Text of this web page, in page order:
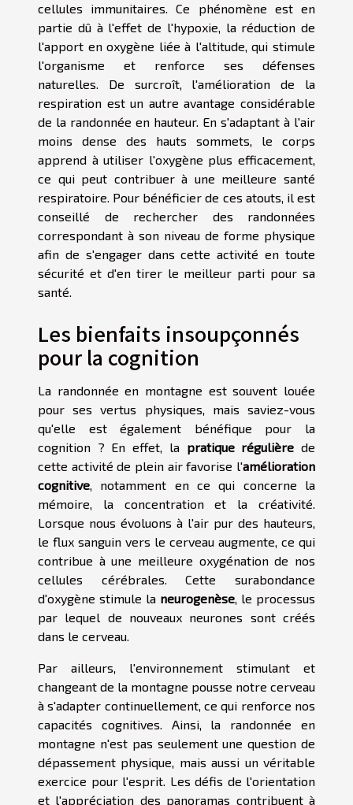
cellules immunitaires. Ce phénomène est en
partie dû à l'effet de l'hypoxie, la réduction de
l'apport en oxygène liée à l'altitude, qui stimule
l'organisme et renforce ses défenses
naturelles. De surcroît, l'amélioration de la
respiration est un autre avantage considérable
de la randonnée en hauteur. En s'adaptant à l'air
moins dense des hauts sommets, le corps
apprend à utiliser l'oxygène plus efficacement,
ce qui peut contribuer à une meilleure santé
respiratoire. Pour bénéficier de ces atouts, il est
conseillé de rechercher des randonnées
correspondant à son niveau de forme physique
afin de s'engager dans cette activité en toute
sécurité et d'en tirer le meilleur parti pour sa
santé.
Les bienfaits insoupçonnés
pour la cognition
La randonnée en montagne est souvent louée
pour ses vertus physiques, mais saviez-vous
qu'elle est également bénéfique pour la
cognition ? En effet, la pratique régulière de
cette activité de plein air favorise l'amélioration
cognitive, notamment en ce qui concerne la
mémoire, la concentration et la créativité.
Lorsque nous évoluons à l'air pur des hauteurs,
le flux sanguin vers le cerveau augmente, ce qui
contribue à une meilleure oxygénation de nos
cellules cérébrales. Cette surabondance
d'oxygène stimule la neurogenèse, le processus
par lequel de nouveaux neurones sont créés
dans le cerveau.
Par ailleurs, l'environnement stimulant et
changeant de la montagne pousse notre cerveau
à s'adapter continuellement, ce qui renforce nos
capacités cognitives. Ainsi, la randonnée en
montagne n'est pas seulement une question de
dépassement physique, mais aussi un véritable
exercice pour l'esprit. Les défis de l'orientation
et l'appréciation des panoramas contribuent à